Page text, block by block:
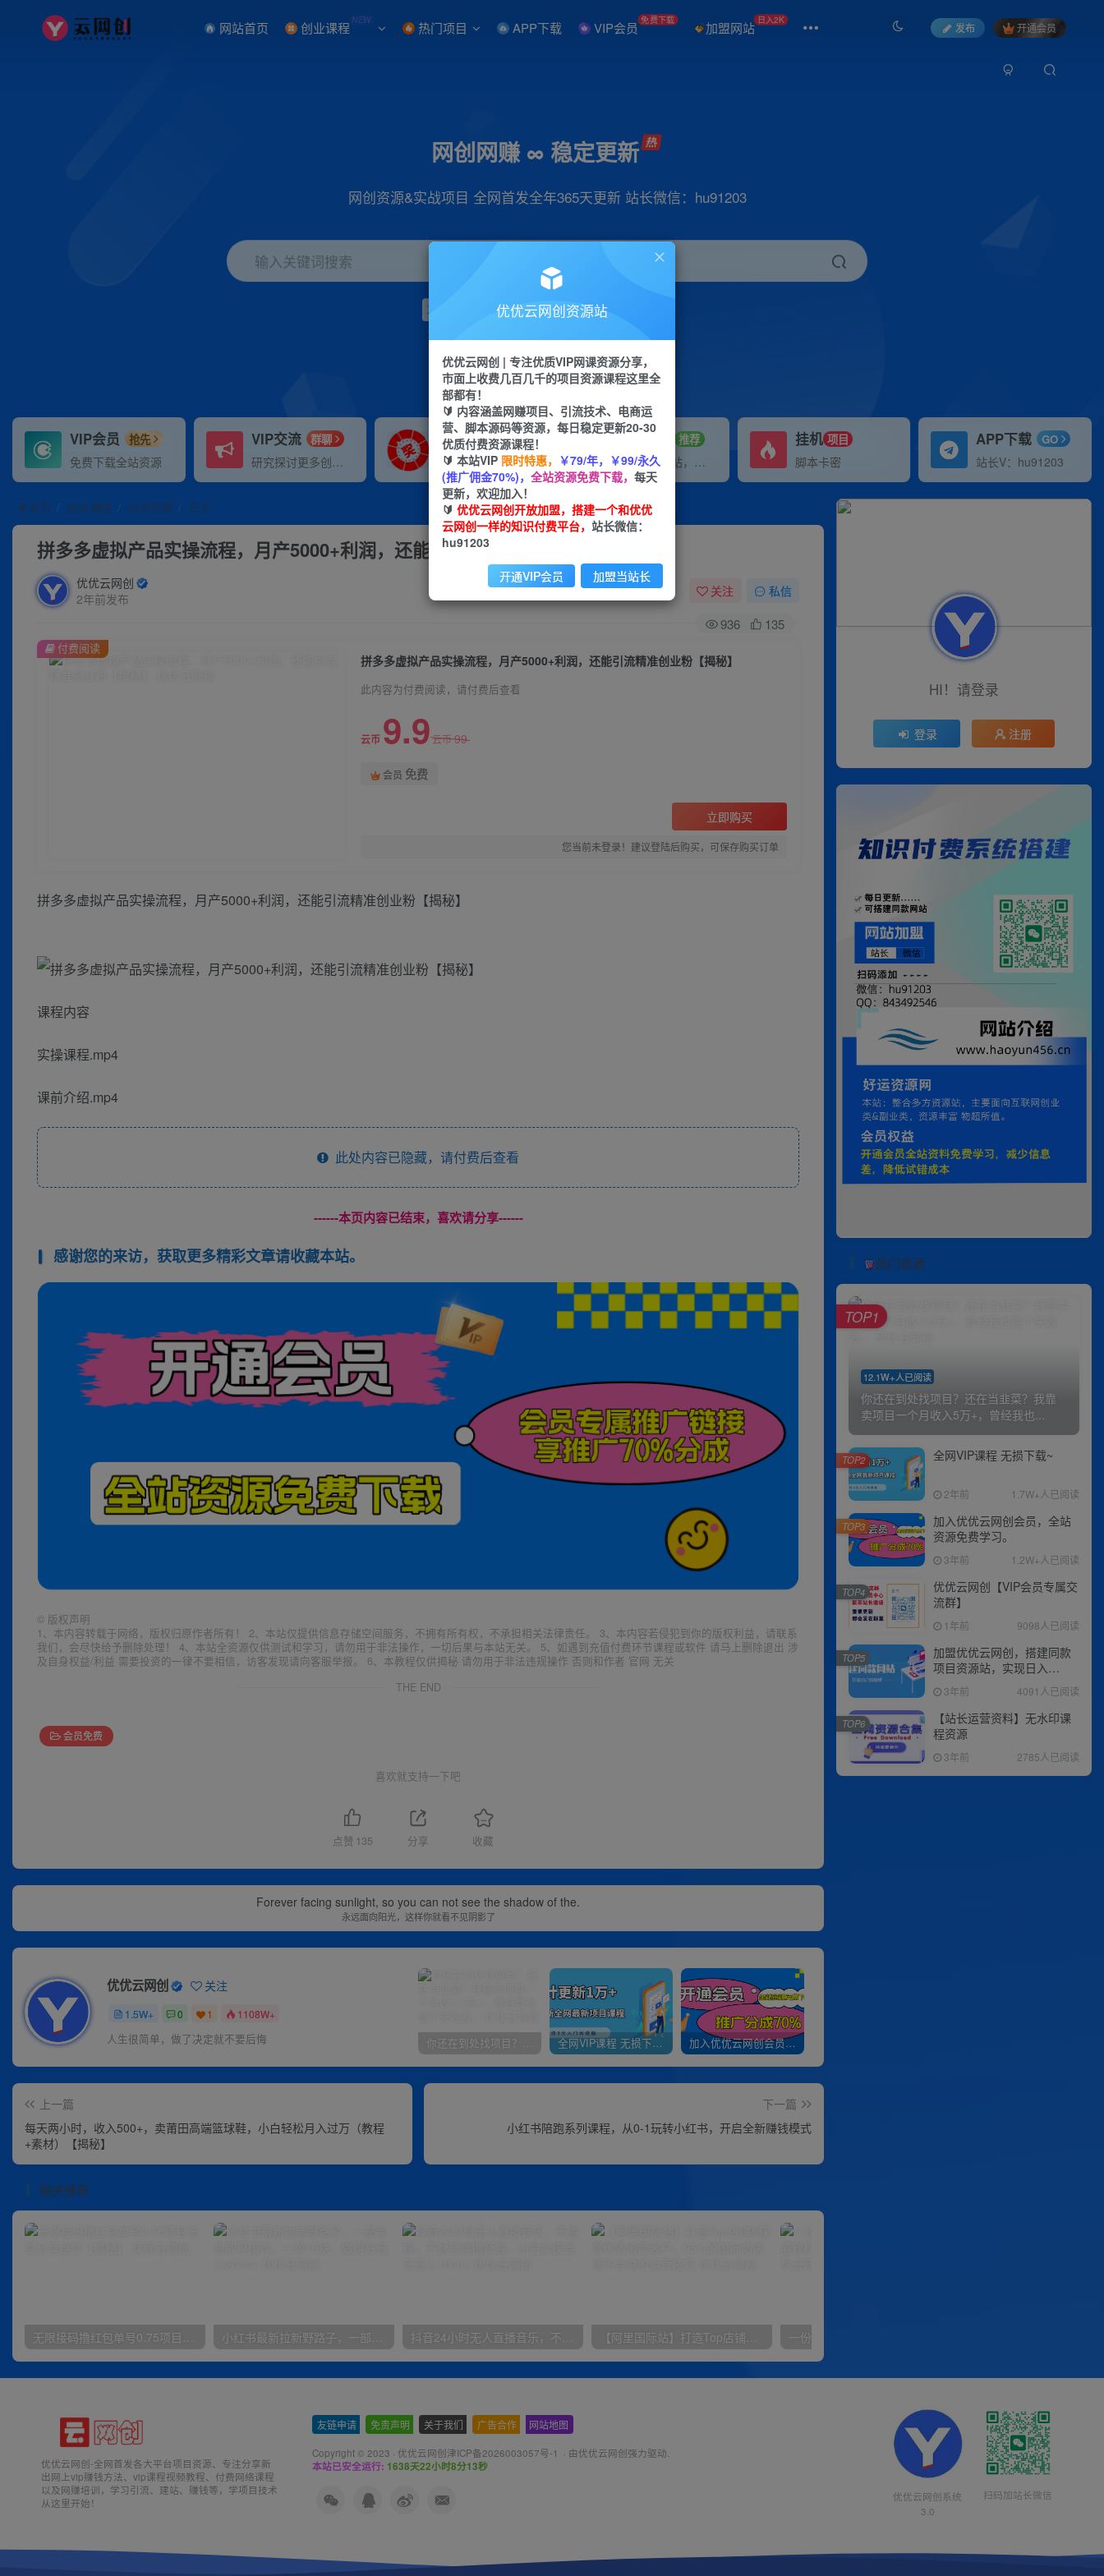
网站首页 创业课程 NEW 热门项目 APP下载 VIP会员 免费下载 加盟网站 日入2K
发布 开通会员
网创网赚 ∞ 稳定更新
网创资源&实战项目 全网首发全年365天更新 站长微信：hu91203
输入关键词搜索
项目 引流 小红书 短视频
VIP会员 抢先
免费下载全站资源
VIP交流 群聊
研究探讨更多创业项目路子。
VIP推广
70%分佣
会员专属推广链接
招募站长 推荐
搭建同款网站，自己当老板
挂机 项目
脚本卡密
APP下载 GO
站长V：hu91203
首页 创业课程 会员免费 正文
拼多多虚拟产品实操流程，月产5000+利润，还能引流精准创业粉【揭秘】
优优云网创
2年前发布
关注 私信
936 135
拼多多虚拟产品实操流程，月产5000+利润，还能引流精准创业粉【揭秘】
此内容为付费阅读，请付费后查看
云币 9.9云币99
会员 免费
立即购买
您当前未登录！建议登陆后购买，可保存购买订单
付费阅读
拼多多虚拟产品实操流程，月产5000+利润，还能引流精准创业粉【揭秘】
课程内容
实操课程.mp4
课前介绍.mp4
此处内容已隐藏，请付费后查看
------本页内容已结束，喜欢请分享------
感谢您的来访，获取更多精彩文章请收藏本站。
© 版权声明
1、本内容转载于网络，版权归原作者所有！ 2、本站仅提供信息存储空间服务，不拥有所有权，不承担相关法律责任。 3、本内容若侵犯到你的版权利益，请联系
我们，会尽快给予删除处理！ 4、本站全资源仅供测试和学习，请勿用于非法操作，一切后果与本站无关。 5、如遇到充值付费环节课程或软件 请马上删除退出 涉
及自身权益/利益 需要投资的一律不要相信，访客发现请向客服举报。 6、本教程仅供揭秘 请勿用于非法违规操作 否则和作者 官网 无关
THE END
会员免费
喜欢就支持一下吧
点赞 135 分享 收藏
Forever facing sunlight, so you can not see the shadow of the.
永远面向阳光，这样你就看不见阴影了
优优云网创 关注
1.5W+ 0 1 1108W+
人生很简单，做了决定就不要后悔 你还在到处找项目？还在当韭菜？我靠卖项目一个月收入5万+，曾经我也是个失败者。 全网VIP课程 无损下载~ 加入优优云网创会员，全站资源免费学习。
上一篇
每天两小时，收入500+，卖莆田高端篮球鞋，小白轻松月入过万（教程
+素材）【揭秘】
下一篇
小红书陪跑系列课程，从0-1玩转小红书，开启全新赚钱模式
相关推荐
无限接码撸红包单号0.75项目无偿分享给你【揭秘】 小红书最新拉新野路子，一部手机即可操作，一单15块，做得好日入2000+ 抖音24小时无人直播音乐，不违规，不封号纯撸音浪，小白实操当天日入1000+ 【阿里国际站】打造Top店铺&获得优质询盘客户，​95%的国际站讲师不会说的运营技巧
HI！请登录
登录 注册
热门资源
12.1W+人已阅读
你还在到处找项目？还在当韭菜？我靠
卖项目一个月收入5万+，曾经我也...
TOP1
全网VIP课程 无损下载~
2年前 1.7W+人已阅读
TOP2
加入优优云网创会员，全站
资源免费学习。
3年前 1.2W+人已阅读
TOP3
优优云网创【VIP会员专属交
流群】
1年前 9098人已阅读
TOP4
加盟优优云网创，搭建同款
项目资源站，实现日入
2000+
3年前 4091人已阅读
TOP5
【站长运营资料】无水印课
程资源
3年前 2785人已阅读
TOP6
优优云网创-全网首发各大平台项目资源、专注分享新
出网上vip赚钱方法、vip课程视频教程、付费网络课程
以及网赚培训，学习引流、建站、赚钱等，学项目技术
从这里开始！
友链申请 免责声明 关于我们 广告合作 网站地图
Copyright © 2023 · 优优云网创津ICP备2026003057号-1 · 由优优云网创强力驱动.
本站已安全运行: 1638天22小时8分14秒
优优云网创系统
3.0
扫码加站长微信
优优云网创资源站
优优云网创 | 专注优质VIP网课资源分享，
市面上收费几百几千的项目资源课程这里全
部都有！
🔰 内容涵盖网赚项目、引流技术、电商运
营、脚本源码等资源，每日稳定更新20-30
优质付费资源课程！
🔰 本站VIP 限时特惠， ￥79/年，￥99/永久
(推广佣金70%)， 全站资源免费下载， 每天
更新，欢迎加入！
🔰 优优云网创开放加盟，搭建一个和优优
云网创一样的知识付费平台， 站长微信：
hu91203
开通VIP会员 加盟当站长